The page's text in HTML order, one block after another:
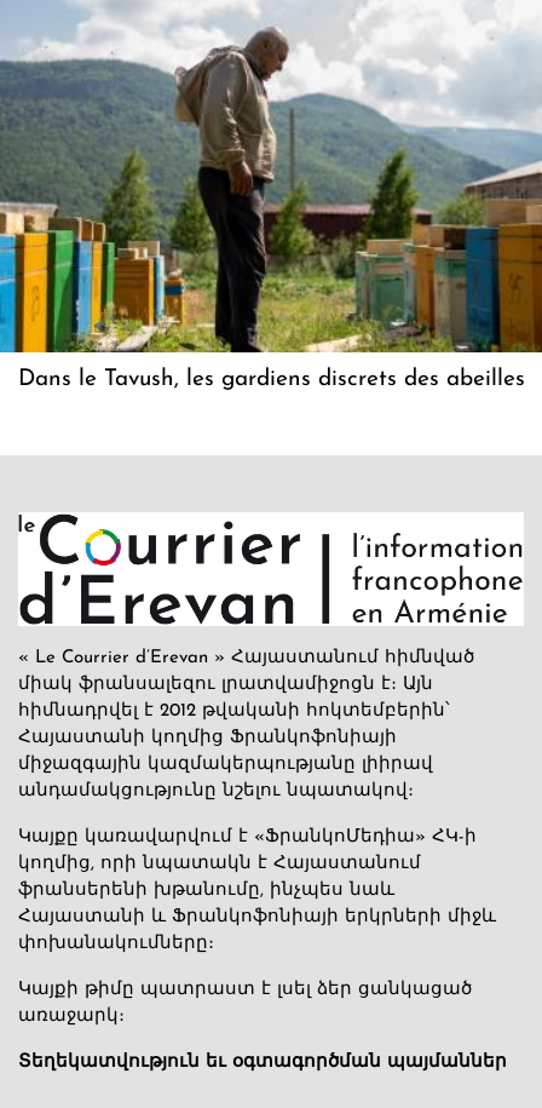
Dans le Tavush, les gardiens discrets des abeilles
« Le Courrier d’Erevan » Հայաստանում հիմնված
միակ ֆրանսալեզու լրատվամիջոցն է։ Այն
հիմնադրվել է 2012 թվականի հոկտեմբերին՝
Հայաստանի կողմից Ֆրանկոֆոնիայի
միջազգային կազմակերպությանը լիիրավ
անդամակցությունը նշելու նպատակով։
Կայքը կառավարվում է «ՖրանկոՄեդիա» ՀԿ-ի
կողմից, որի նպատակն է Հայաստանում
ֆրանսերենի խթանումը, ինչպես նաև
Հայաստանի և Ֆրանկոֆոնիայի երկրների միջև
փոխանակումները։
Կայքի թիմը պատրաստ է լսել ձեր ցանկացած
առաջարկ։
Տեղեկատվություն եւ օգտագործման պայմաններ